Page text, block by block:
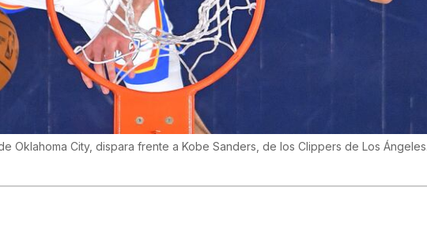
Oklahoma City, dispara frente a Kobe Sanders, de los Clippers de Los Ángeles.